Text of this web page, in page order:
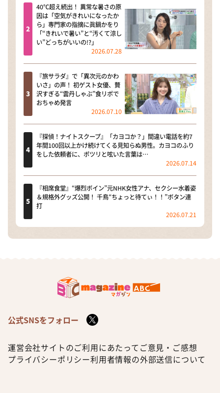
40℃超え続出！ 異常な暑さの原
因は「空気がきれいになったか
ら」専門家の指摘に眞鍋かをり
「“きれいで暑い”と“汚くて涼し
い”どっちがいいの!?」
2026.07.28
『旅サラダ』で「異次元のかわ
いさ」の声！ 初ゲスト女優、贅
沢すぎる“雲丹しゃぶ”食リポで
おちゃめ発言
2026.07.10
『探偵！ナイトスクープ』「カヨコか？」間違い電話を約7
年間100回以上かけ続けてくる見知らぬ男性。カヨコのふり
をした依頼者に、ポツリと呟いた言葉は…
2026.07.14
『相席食堂』“爆烈ボイン”元NHK女性アナ、セクシー水着姿
＆規格外グッズ公開！ 千鳥“ちょっと待てぃ！！”ボタン連
打
2026.07.21
公式SNSをフォロー
運営会社サイトのご利用にあたって ご意見・ご感想
プライバシーポリシー利用者情報の外部送信について